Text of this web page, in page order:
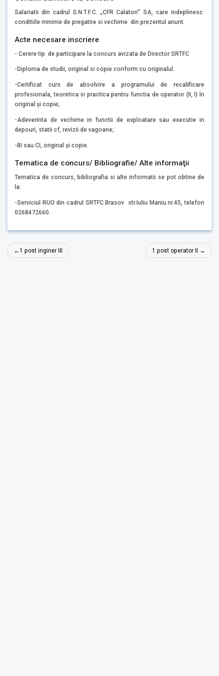
Salariatii din cadrul S.N.T.F.C. „CFR Calatori” SA, care indeplinesc
conditiile minime de pregatire si vechime din prezentul anunt.
Acte necesare inscriere
- Cerere tip de participare la concurs avizata de Director SRTFC
-Diploma de studii, original si copie conform cu originalul.
-Certificat curs de absolvire a programului de recalificare
profesionala, teoretica si practica pentru functia de operator (II, I) în
original şi copie;
-Adeverinta de vechime in functii de exploatare sau executie in
depouri, statii cf, revizii de vagoane;
-BI sau CI, original și copie.
Tematica de concurs/ Bibliografie/ Alte informaţii
Tematica de concurs, bibliografia si alte informatii se pot obtine de
la:
-Serviciul RUO din cadrul SRTFC Brasov str.Iuliu Maniu nr.45, telefon
0268472660.
Navigare
în
1 post inginer III 1 post operator II